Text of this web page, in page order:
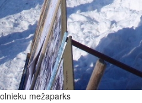
mežaparks